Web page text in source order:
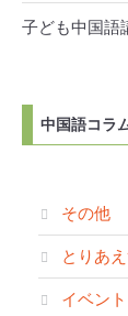
子ども中国語
中国語コラ
その他
とりあ
イベント